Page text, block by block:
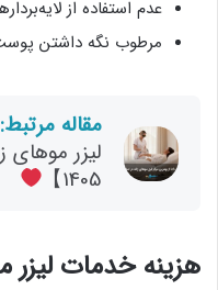
عدم استفاده از
مرطوب نگه داشتن
مقاله مرتبط:
لیزر موهای
1405】
هزینه خدمات لیزر